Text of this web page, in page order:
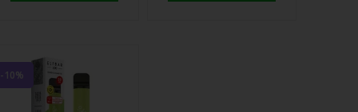
-10%